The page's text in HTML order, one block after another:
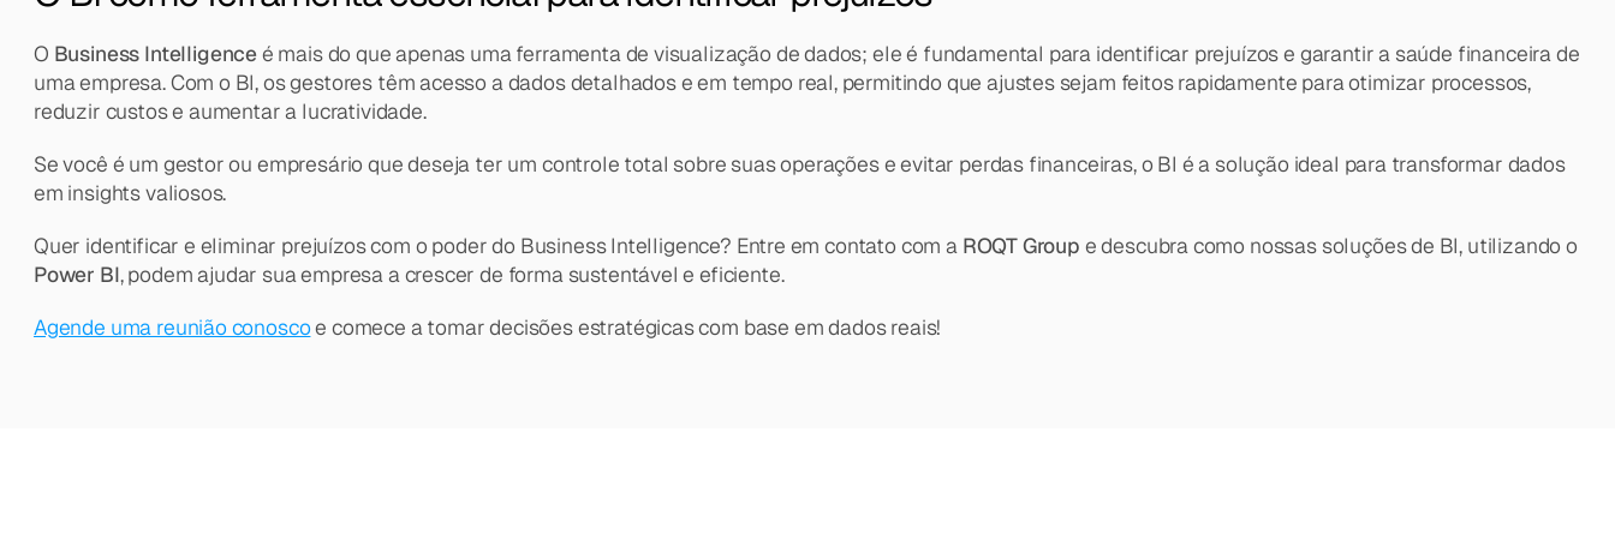
O Business Intelligence é mais do que apenas uma ferramenta de visualização de dados; ele é fundamental para identificar prejuízos e garantir a saúde financeira de
uma empresa. Com o BI, os gestores têm acesso a dados detalhados e em tempo real, permitindo que ajustes sejam feitos rapidamente para otimizar processos,
reduzir custos e aumentar a lucratividade.
Se você é um gestor ou empresário que deseja ter um controle total sobre suas operações e evitar perdas financeiras, o BI é a solução ideal para transformar dados
em insights valiosos.
Quer identificar e eliminar prejuízos com o poder do Business Intelligence? Entre em contato com a ROQT Group
Power BI, podem ajudar sua empresa a crescer de forma sustentável e eficiente.
Agende uma reunião conosco e comece a tomar decisões estratégicas com base em dados reais!